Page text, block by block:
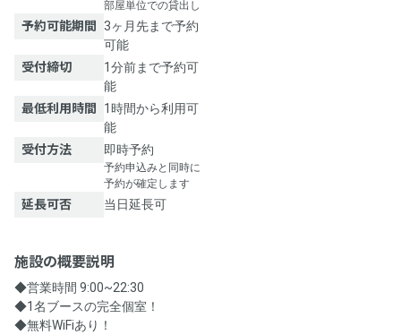
部屋単位での貸出し
予約可能期間
3ヶ月先まで予約
可能
受付締切
1分前まで予約可
能
最低利用時間
1時間から利用可
能
受付方法
即時予約
予約申込みと同時に
予約が確定します
延長可否 当日延長可
施設の概要説明
◆営業時間 9:00~22:30
◆1名ブースの完全個室！
◆無料WiFiあり！